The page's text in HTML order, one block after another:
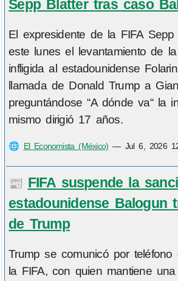
Sepp Blatter tras caso
El expresidente de la FIFA Sepp
este lunes el levantamiento de
infligida al estadounidense
llamada de Donald Trump a
preguntándose “A dónde va“ la
mismo dirigió 17 años.
🌐 El Economista (México) — Jul 6, 2026
📰 FIFA suspende la
estadounidense Balogun
de Trump
Trump se comunicó por
la FIFA, con quien mantiene una